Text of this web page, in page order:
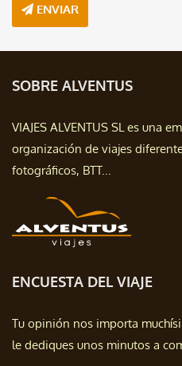
ENVIAR
SOBRE ALVENTUS
VIAJES ALVENTUS SL es una
organización de viajes
fotográficos, BTT...
ENCUESTA DEL VIAJE
Tu opinión nos importa
le dediques unos minutos a